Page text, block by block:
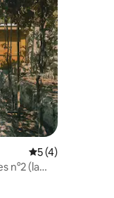
Évaluation
5 (4)
n°2 (la